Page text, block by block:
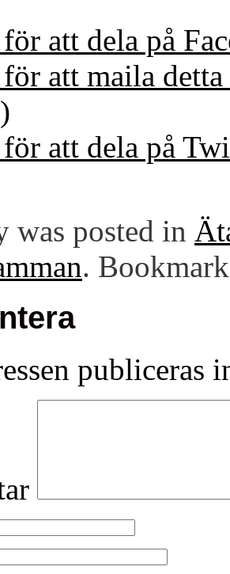
att dela på
att maila
att dela på
was posted in
.
publiceras